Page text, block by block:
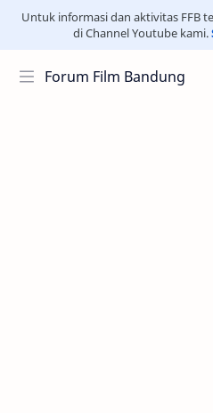
Untuk informasi dan aktivitas FFB
di Channel Youtube kami.
Forum Film Bandung